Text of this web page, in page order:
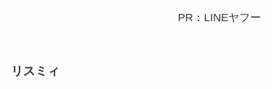
PR：LINEヤフー
リスミィ